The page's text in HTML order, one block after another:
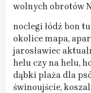
wolnych obrotów
noclegi łódź bon
okolice mapa,
jarosławiec
helu czy na helu,
dąbki plaża dla
świnoujście,